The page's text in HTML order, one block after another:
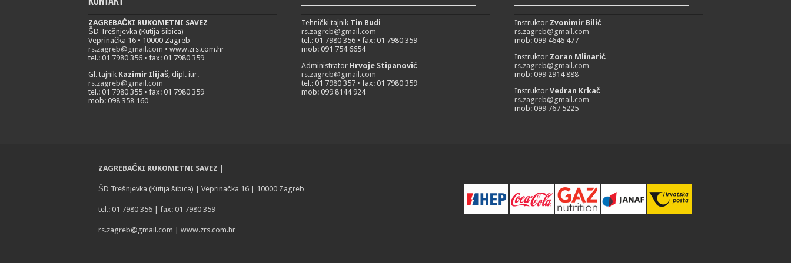
ZAGREBAČKI RUKOMETNI SAVEZ
ŠD Trešnjevka (Kutija šibica)
Veprinačka 16 • 10000 Zagreb
rs.zagreb@gmail.com • www.zrs.com.hr
tel.: 01 7980 356 • fax: 01 7980 359
Gl. tajnik Kazimir Ilijaš, dipl. iur.
rs.zagreb@gmail.com
tel.: 01 7980 355 • fax: 01 7980 359
mob: 098 358 160
Tehnički tajnik Tin Budi
rs.zagreb@gmail.com
tel.: 01 7980 356 • fax: 01 7980 359
mob: 091 754 6654
Administrator Hrvoje Stipanović
rs.zagreb@gmail.com
tel.: 01 7980 357 • fax: 01 7980 359
mob: 099 8144 924
Instruktor Zvonimir Bilić
rs.zagreb@gmail.com
mob: 099 4646 477
Instruktor Zoran Mlinarić
rs.zagreb@gmail.com
mob: 099 2914 888
Instruktor Vedran Krkač
rs.zagreb@gmail.com
mob: 099 767 5225
ZAGREBAČKI RUKOMETNI SAVEZ
ŠD Trešnjevka (Kutija šibica) | Veprinačka 16 | 10000 Zagreb
tel.: 01 7980 356 | fax: 01 7980 359
rs.zagreb@gmail.com | www.zrs.com.hr